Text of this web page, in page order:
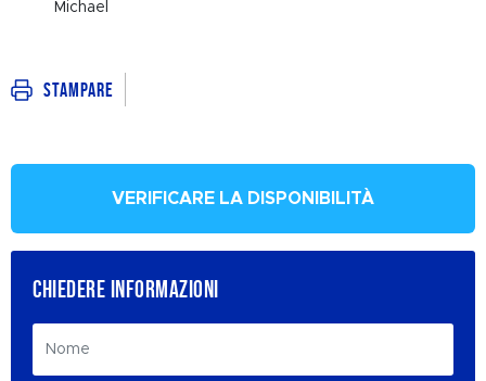
Michael
Stampare
VERIFICARE LA DISPONIBILITÀ
CHIEDERE INFORMAZIONI